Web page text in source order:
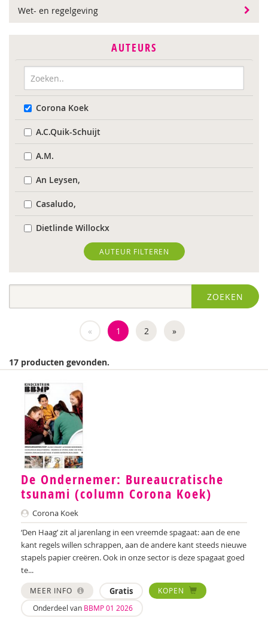
Wet- en regelgeving
AUTEURS
Corona Koek
A.C.Quik-Schuijt
A.M.
An Leysen,
Casaludo,
Dietlinde Willockx
Landelijk Kenniscentrum LVB
Respect Foundation
Weija Steffens
Brenda Abrahamse-Van Beek
Marijke Adema
Ilse Aerden
Pauline van Aken
Evelyn Akkermans
Robbert Almekinders
Teatske Altenburg
Creative Learning and Play
Iris Andriessen
Nilay Ardjosemito
Nishaan Ardjosemito
AUTEUR FILTEREN
ZOEKEN
« 1 2 »
17 producten gevonden.
De Ondernemer: Bureaucratische
tsunami (column Corona Koek)
Corona Koek
‘Den Haag’ zit al jarenlang in een vreemde spagaat: aan de ene
kant regels willen schrappen, aan de andere kant steeds nieuwe
stapels papier creëren. Ook in onze sector is deze spagaat goed
te...
MEER INFO Gratis
KOPEN
Onderdeel van BBMP 01 2026